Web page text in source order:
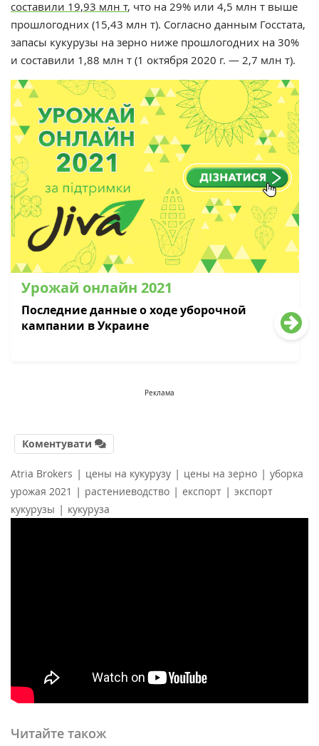
составили 19,93 млн т, что на 29% или 4,5 млн т выше
прошлогодних (15,43 млн т). Согласно данным Госстата,
запасы кукурузы на зерно ниже прошлогодних на 30%
и составили 1,88 млн т (1 октября 2020 г. — 2,7 млн т).
Урожай онлайн 2021
Последние данные о ходе уборочной
кампании в Украине
Реклама
Коментувати
Atria Brokers | цены на кукурузу | цены на зерно | уборка
урожая 2021 | растениеводство | експорт | экспорт
кукурузы | кукуруза
Читайте також